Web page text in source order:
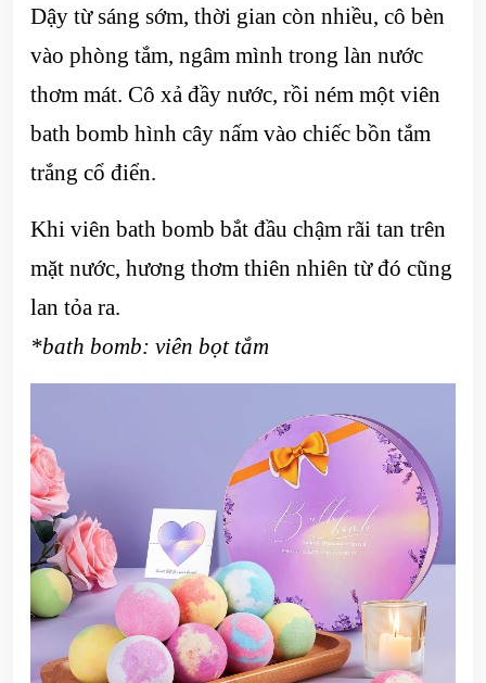
Dậy từ sáng sớm, thời gian còn nhiều, cô bèn
vào phòng tắm, ngâm mình trong làn nước
thơm mát. Cô xả đầy nước, rồi ném một viên
bath bomb hình cây nấm vào chiếc bồn tắm
trắng cổ điển.
Khi viên bath bomb bắt đầu chậm rãi tan trên
mặt nước, hương thơm thiên nhiên từ đó cũng
lan tỏa ra.
*bath bomb: viên bọt tắm